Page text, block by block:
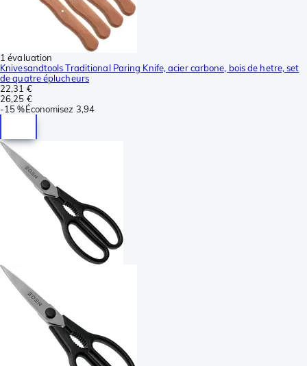
1 évaluation
Knivesandtools Traditional Paring Knife, acier carbone, bois de hetre, set
de quatre éplucheurs
22,31 €
26,25 €
-15 %Économisez 3,94